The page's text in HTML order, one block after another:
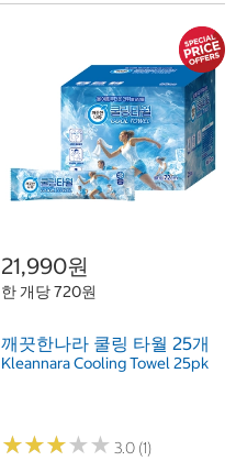
21,990원
한 개당 720원
깨끗한나라 쿨링 타월 25개
Kleannara Cooling Towel 25pk
★★★★★
★★★★★ 3.0 (1)